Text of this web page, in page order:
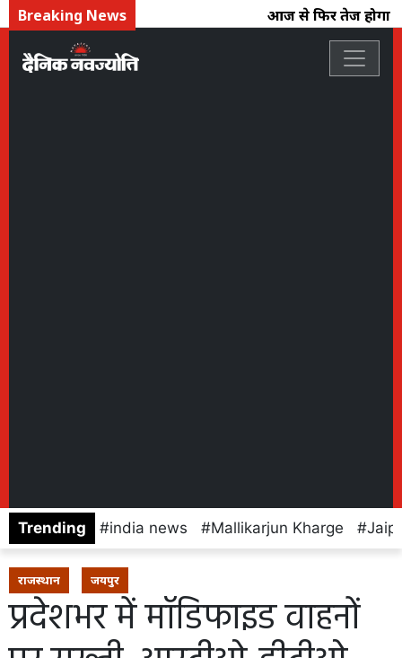
Breaking News आज से फिर तेज होगा
Trending india news Mallikarjun Kharge
राजस्थान जयपुर
प्रदेशभर में मॉडिफाइड वाहनों